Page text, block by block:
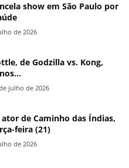
show em São Paulo por
de 2026
de Godzilla vs. Kong,
julho de 2026
de Caminho das Índias,
feira (21)
de 2026